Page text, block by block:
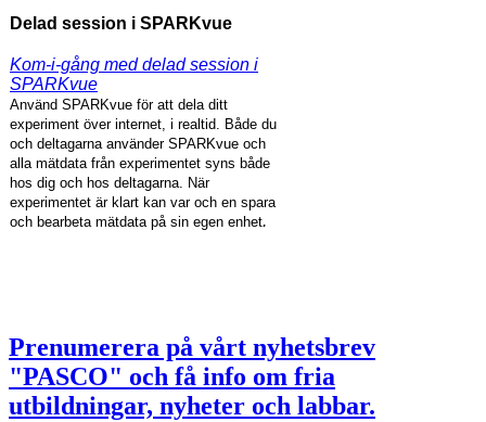
Delad session i SPARKvue
Kom-i-gång med delad session i
SPARKvue
Använd SPARKvue för att dela ditt
experiment över internet, i realtid. Både du
och deltagarna använder SPARKvue och
alla mätdata från experimentet syns både
hos dig och hos deltagarna. När
experimentet är klart kan var och en spara
och bearbeta mätdata på sin egen enhet.
Prenumerera på vårt nyhetsbrev
"PASCO" och få info om fria
utbildningar, nyheter och labbar.